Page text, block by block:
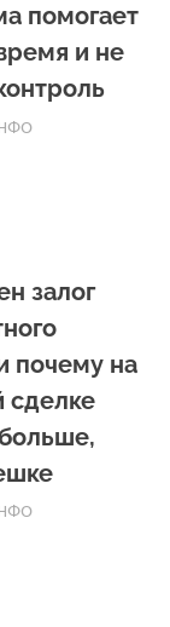
помогает
и не
залог
почему на
сделке